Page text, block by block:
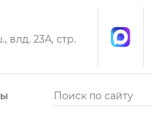
влд. 23А, стр.